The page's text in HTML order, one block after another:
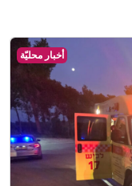
أخبار محليّة